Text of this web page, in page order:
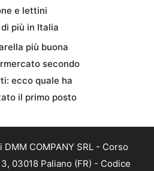
e lettini
più in Italia
più buona
secondo
ecco quale ha
il primo posto
COMPANY SRL - Corso
03018 Paliano (FR) - Codice